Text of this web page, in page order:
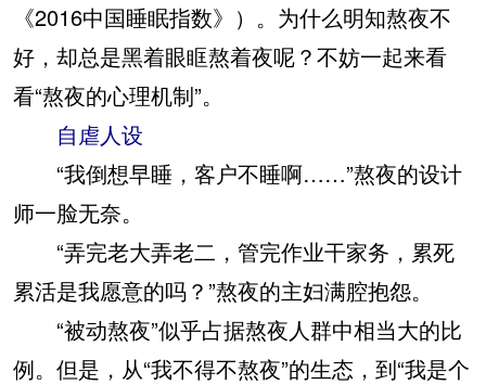
《2016中国睡眠指数》）。为什么明知熬夜不
好，却总是黑着眼眶熬着夜呢？不妨一起来看
看“熬夜的心理机制”。
自虐人设
“我倒想早睡，客户不睡啊……”熬夜的设计
师一脸无奈。
“弄完老大弄老二，管完作业干家务，累死
累活是我愿意的吗？”熬夜的主妇满腔抱怨。
“被动熬夜”似乎占据熬夜人群中相当大的比
例。但是，从“我不得不熬夜”的生态，到“我是个